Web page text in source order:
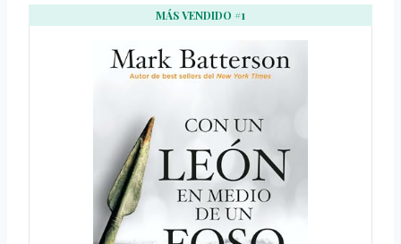
MÁS VENDIDO #1